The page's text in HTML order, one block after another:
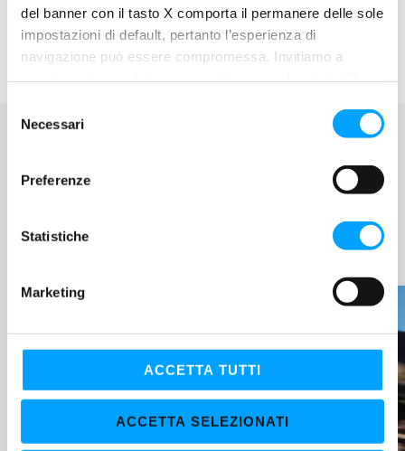
del banner con il tasto X comporta il permanere delle sole
impostazioni di default, pertanto l’esperienza di
navigazione può essere compromessa. Invitiamo a
Privacy Policy.
Necessari
Preferenze
Statistiche
Marketing
ACCETTA TUTTI
ACCETTA SELEZIONATI
BARDAHL WORLD
LEGGI LE ULTIME